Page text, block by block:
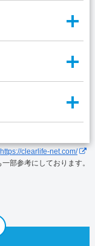
https://clearlife-net.com/
部参考にしております。